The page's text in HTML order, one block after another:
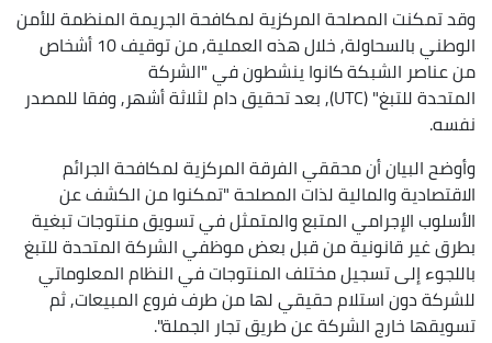
وقد تمكنت المصلحة المركزية لمكافحة الجريمة المنظمة للأمن
الوطني بالسحاولة, خلال هذه العملية, من توقيف 10 أشخاص
من عناصر الشبكة كانوا ينشطون في "الشركة
المتحدة للتبغ" (UTC), بعد تحقيق دام لثلاثة أشهر, وفقا للمصدر
نفسه.
وأوضح البيان أن محققي الفرقة المركزية لمكافحة الجرائم
الاقتصادية والمالية لذات المصلحة "تمكنوا من الكشف عن
الأسلوب الإجرامي المتبع والمتمثل في تسويق منتوجات تبغية
بطرق غير قانونية من قبل بعض موظفي الشركة المتحدة للتبغ
باللجوء إلى تسجيل مختلف المنتوجات في النظام المعلوماتي
للشركة دون استلام حقيقي لها من طرف فروع المبيعات, ثم
تسويقها خارج الشركة عن طريق تجار الجملة".